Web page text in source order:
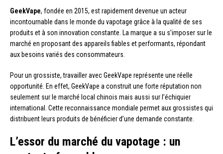
GeekVape, fondée en 2015, est rapidement devenue un acteur
incontournable dans le monde du vapotage grâce à la qualité de ses
produits et à son innovation constante. La marque a su s’imposer sur le
marché en proposant des appareils fiables et performants, répondant
aux besoins variés des consommateurs.
Pour un grossiste, travailler avec GeekVape représente une réelle
opportunité. En effet, GeekVape a construit une forte réputation non
seulement sur le marché local chinois mais aussi sur l’échiquier
international. Cette reconnaissance mondiale permet aux grossistes qui
distribuent leurs produits de bénéficier d’une demande constante.
L’essor du marché du vapotage : un